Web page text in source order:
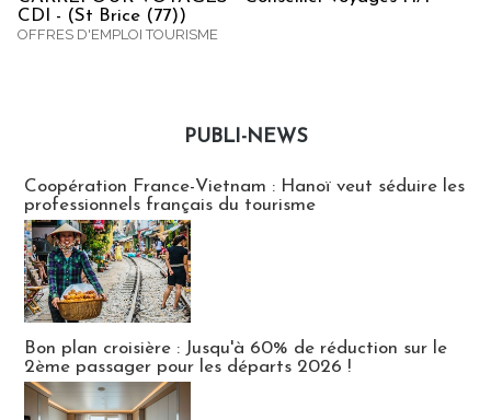
CDI - (St Brice (77))
OFFRES D'EMPLOI TOURISME
PUBLI-NEWS
Coopération France-Vietnam : Hanoï veut séduire les
professionnels français du tourisme
Bon plan croisière : Jusqu'à 60% de réduction sur le
2ème passager pour les départs 2026 !